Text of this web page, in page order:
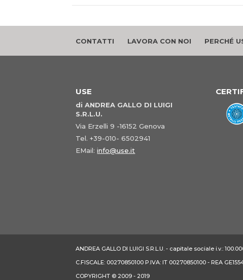
CONTATTI LAVORA CON NOI PERCHÉ
USE
di ANDREA GALLO DI LUIGI
S.R.L.U.
Via Erzelli 9 -16152 Genova
Tel. +39-010- 6502941
EMail:info@use.it
ANDREA GALLO DI LUIGI S.R.L.U. - capitale sociale i.v.:
C.FISCALE: 00270850100 P.IVA: IT 00270850100 - REA
COPYRIGHT © 2009 - 2019